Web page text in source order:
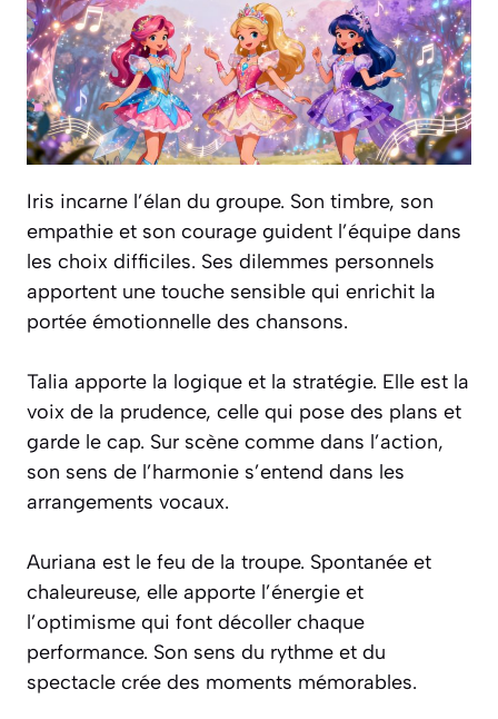
Iris incarne l’élan du groupe. Son timbre, son
empathie et son courage guident l’équipe dans
les choix difficiles. Ses dilemmes personnels
apportent une touche sensible qui enrichit la
portée émotionnelle des chansons.
Talia apporte la logique et la stratégie. Elle est la
voix de la prudence, celle qui pose des plans et
garde le cap. Sur scène comme dans l’action,
son sens de l’harmonie s’entend dans les
arrangements vocaux.
Auriana est le feu de la troupe. Spontanée et
chaleureuse, elle apporte l’énergie et
l’optimisme qui font décoller chaque
performance. Son sens du rythme et du
spectacle crée des moments mémorables.